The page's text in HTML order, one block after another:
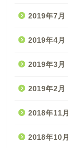
2019年7月
2019年4月
2019年3月
2019年2月
2018年11月
2018年10月